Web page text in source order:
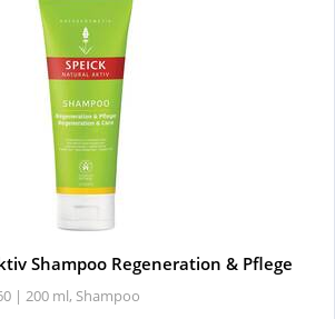
Shampoo Regeneration & Pflege
| 200 ml, Shampoo